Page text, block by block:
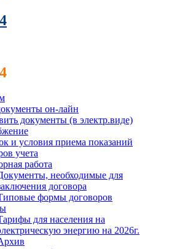
4
он-лайн
документы (в электр.виде)
и условия приема показаний
учета
работа
необходимые для
договора
формы договоров
для населения на
энергию на 2026г.